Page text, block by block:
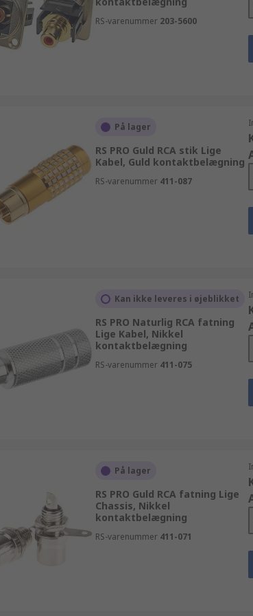
RS-varenummer 203-5600
På lager
RS PRO Guld RCA stik Lige
Kabel, Guld kontaktbelægning
RS-varenummer 411-087
Kan ikke leveres i øjeblikket
RS PRO Naturlig RCA fatning
Lige Kabel, Nikkel
kontaktbelægning
RS-varenummer 411-075
På lager
RS PRO Guld RCA fatning Lige
Chassis, Nikkel
kontaktbelægning
RS-varenummer 411-071